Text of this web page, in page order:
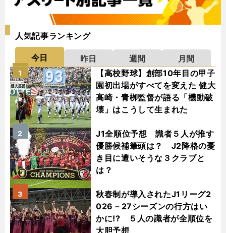
人気記事ランキング
今日 昨日 週間
月間
【高校野球】創部10年目の甲子
園初出場がすべてを変えた 健大
高崎・青栁監督が語る「機動破
壊」はこうして生まれた
1
J1全順位予想 識者５人が推す
優勝候補筆頭は？ J2降格の憂
き目に遭いそうな３クラブと
は？
2
秋春制が導入されたJ1リーグ2
026－27シーズンの行方はい
かに!? ５人の識者が全順位を
大胆予想
3